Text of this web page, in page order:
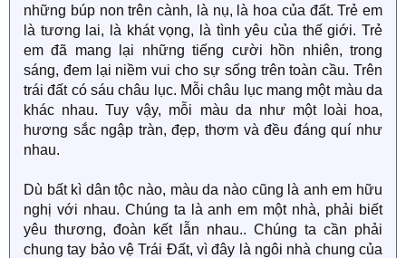
những búp non trên cành, là nụ, là hoa của đất. Trẻ em
là tương lai, là khát vọng, là tình yêu của thế giới. Trẻ
em đã mang lại những tiếng cười hồn nhiên, trong
sáng, đem lại niềm vui cho sự sống trên toàn cầu. Trên
trái đất có sáu châu lục. Mỗi châu lục mang một màu da
khác nhau. Tuy vậy, mỗi màu da như một loài hoa,
hương sắc ngập tràn, đẹp, thơm và đều đáng quí như
nhau.
Dù bất kì dân tộc nào, màu da nào cũng là anh em hữu
nghị với nhau. Chúng ta là anh em một nhà, phải biết
yêu thương, đoàn kết lẫn nhau.. Chúng ta cần phải
chung tay bảo vệ Trái Đất, vì đây là ngôi nhà chung của